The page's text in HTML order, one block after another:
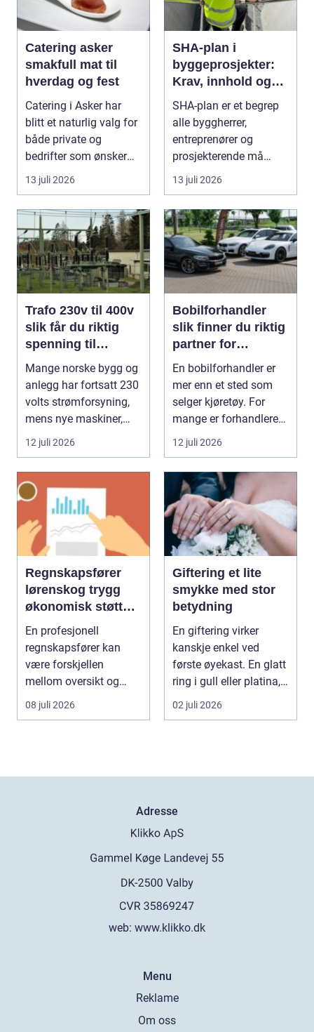
Catering asker
smakfull mat til
hverdag og fest
Catering i Asker har
blitt et naturlig valg for
både private og
bedrifter som ønsker
god mat uten st...
13 juli 2026
SHA-plan i
byggeprosjekter:
Krav, innhold og
praktisk nytte
SHA-plan er et begrep
alle byggherrer,
entreprenører og
prosjekterende må
forholde seg ...
13 juli 2026
Trafo 230v til 400v
slik får du riktig
spenning til
moderne utstyr
Mange norske bygg og
anlegg har fortsatt 230
volts strømforsyning,
mens nye maskiner,
pumper, kompre...
12 juli 2026
Bobilforhandler
slik finner du riktig
partner for
feriedrømmen
En bobilforhandler er
mer enn et sted som
selger kjøretøy. For
mange er forhandleren
en langsiktig s...
12 juli 2026
Regnskapsfører
lørenskog trygg
økonomisk støtte i
hverdagen
En profesjonell
regnskapsfører kan
være forskjellen
mellom oversikt og
kaos i bedriftens
økonomi. Fo...
08 juli 2026
Giftering et lite
smykke med stor
betydning
En giftering virker
kanskje enkel ved
første øyekast. En glatt
ring i gull eller platina,
som sjelde...
02 juli 2026
Adresse
web: www.klikko.dk
Menu
Reklame
Om oss